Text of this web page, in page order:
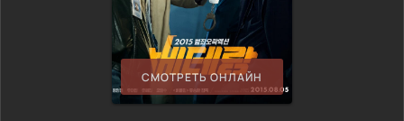
СМОТРЕТЬ ОНЛАЙН